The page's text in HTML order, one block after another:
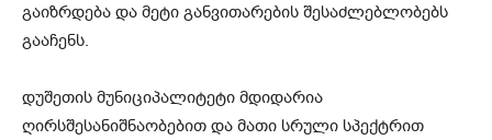
გაიზრდება და მეტი განვითარების შესაძლებლობებს
გააჩენს.
დუშეთის მუნიციპალიტეტი მდიდარია
ღირსშესანიშნაობებით და მათი სრული სპექტრით